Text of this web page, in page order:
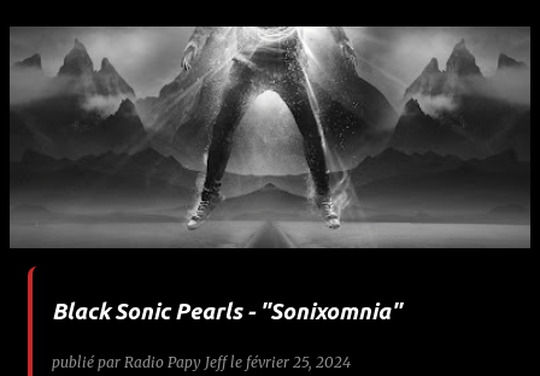
Black Sonic Pearls - "Sonixomnia"
publié par Radio Papy Jeff le février 25, 2024